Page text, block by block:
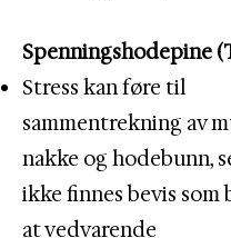
Spenningshodepine
Stress kan føre til
sammentrekning av
nakke og hodebunn,
ikke finnes bevis som
at vedvarende